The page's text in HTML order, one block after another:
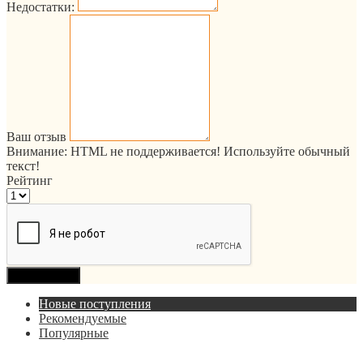
Недостатки:
Ваш отзыв
Внимание: HTML не поддерживается! Используйте обычный
текст!
Рейтинг
Новые поступления
Рекомендуемые
Популярные